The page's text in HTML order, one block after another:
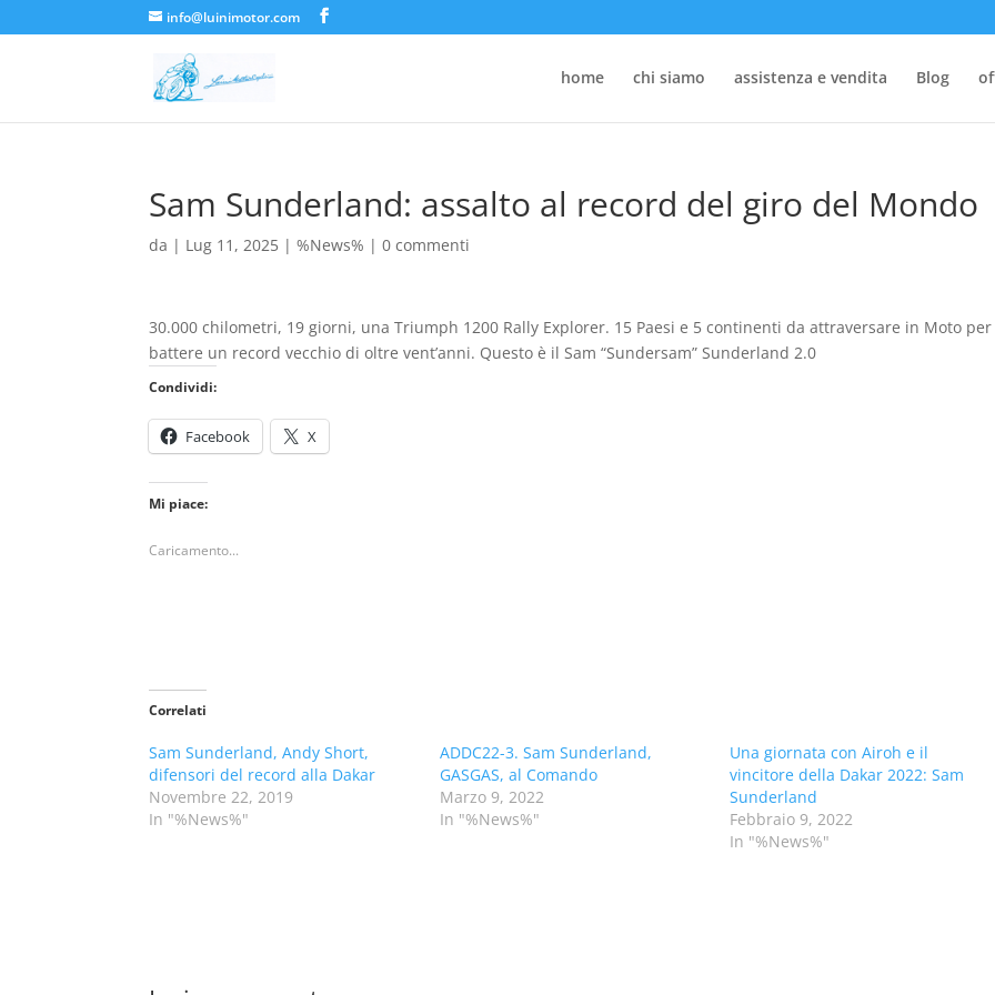
info@luinimotor.com
home chi siamo assistenza e vendita Blog
Sam Sunderland: assalto al record del giro del Mondo
da | Lug 11, 2025 |%News% |0 commenti
30.000 chilometri, 19 giorni, una Triumph 1200 Rally Explorer. 15 Paesi e 5 continenti da attraversare in Moto per
battere un record vecchio di oltre vent’anni. Questo è il Sam “Sundersam” Sunderland 2.0
Condividi:
Facebook X
Mi piace:
Caricamento...
Correlati
Sam Sunderland, Andy Short,
difensori del record alla Dakar
Novembre 22, 2019
In "%News%"
ADDC22-3. Sam Sunderland,
GASGAS, al Comando
Marzo 9, 2022
In "%News%"
Una giornata con Airoh e il
vincitore della Dakar 2022: Sam
Sunderland
Febbraio 9, 2022
In "%News%"